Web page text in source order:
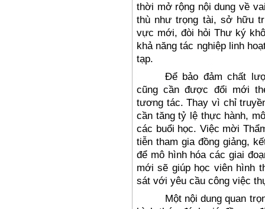
thời mở rộng nội dung về
thù như trọng tài, sở hữu tr
vực mới, đòi hỏi Thư ký
khả năng tác nghiệp linh
tạp.
Để bảo đảm chất lư
cũng cầnđược đổi mới
tương tác. Thay vì chỉ
cần tăng tỷ lệ thực hành,
các buổi học. Việc mời
tiễn tham giađồng giảng,
để mô hình hóa các giai đo
mới sẽ giúp học viên hình
sát với yêu cầu công việc
Một nội dung quan